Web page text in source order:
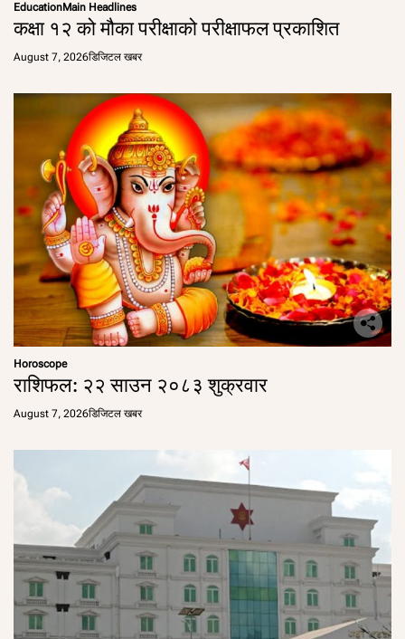
EducationMain Headlines
कक्षा १२ को मौका परीक्षाको परीक्षाफल प्रकाशित
August 7, 2026डिजिटल खबर
Horoscope
राशिफल: २२ साउन २०८३ शुक्रवार
August 7, 2026डिजिटल खबर